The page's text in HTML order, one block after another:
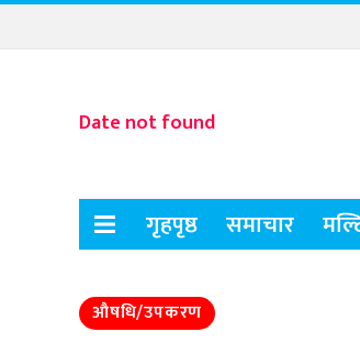
Date not found
गृहपृष्ठ समाचार
औषधि/उपकरण